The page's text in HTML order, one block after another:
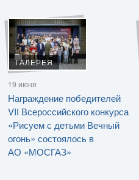
ГАЛЕРЕЯ
19 июня
Награждение победителей
VII Всероссийского конкурса
«Рисуем с детьми Вечный
огонь» состоялось в
АО «МОСГАЗ»